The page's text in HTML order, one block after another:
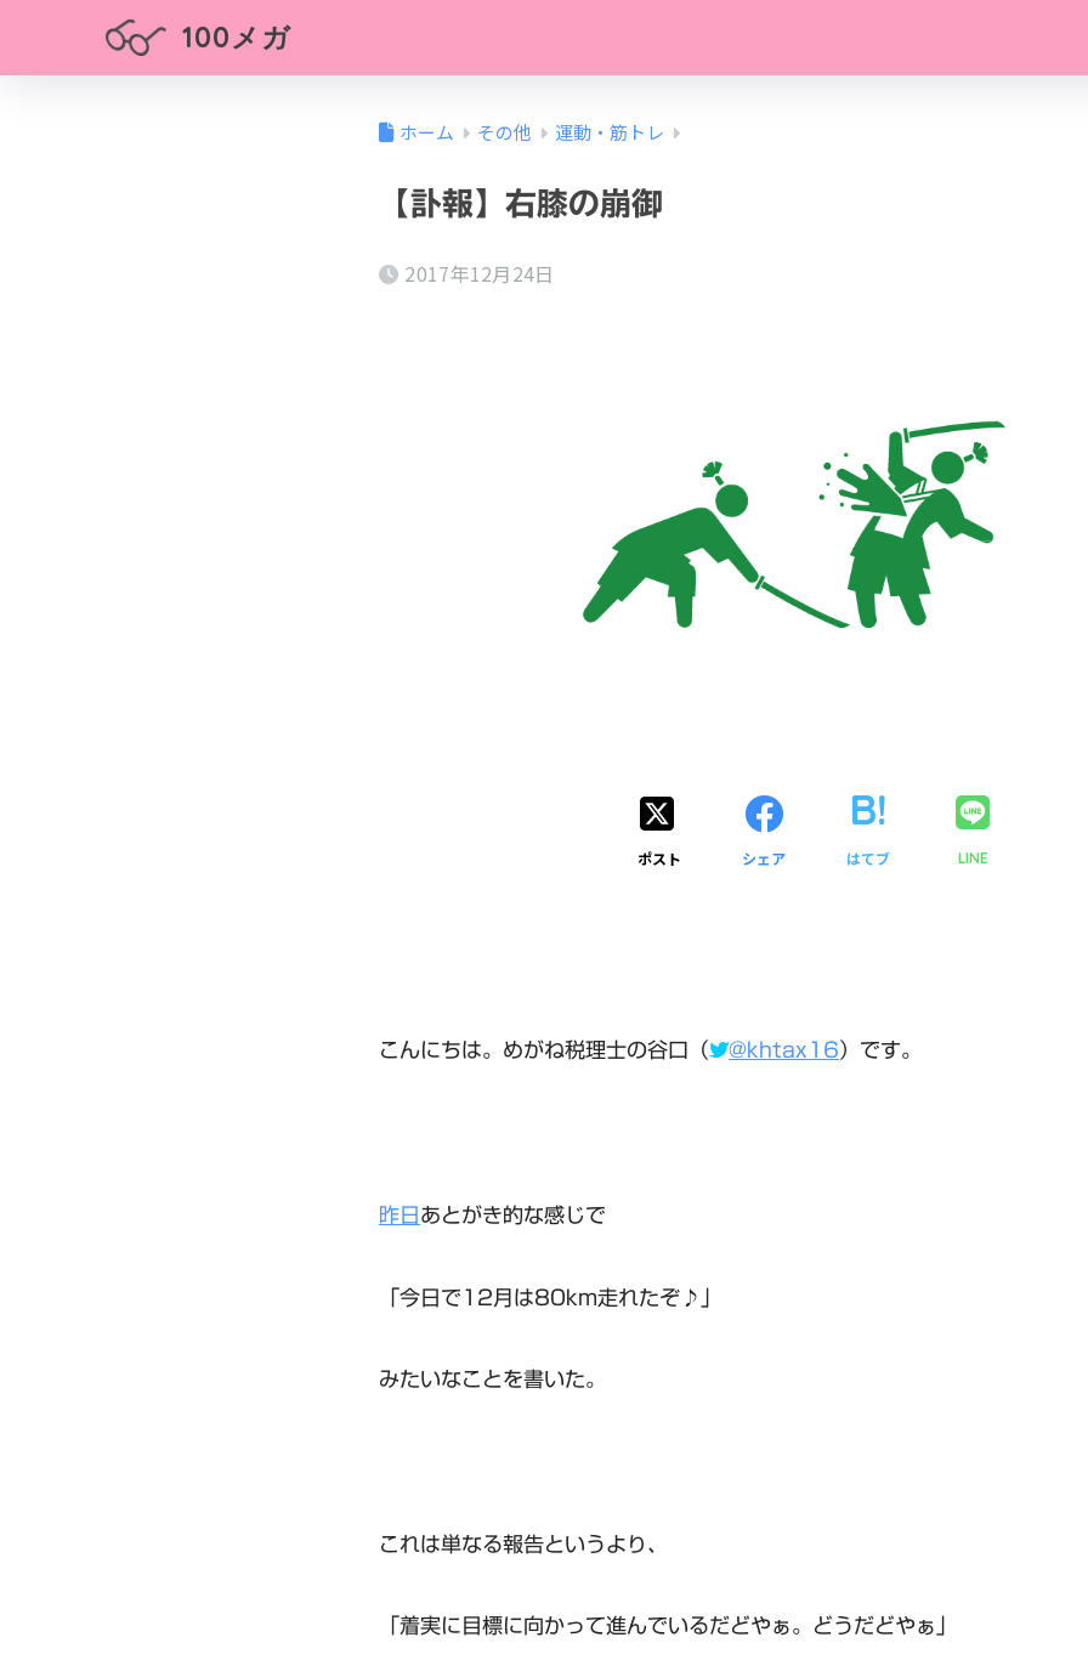
100メガ
ホーム その他 運動・筋トレ
【訃報】右膝の崩御
2017年12月24日
ポスト シェア はてブ LINE
こんにちは。めがね税理士の谷口（ @khtax16 ）です。
昨日 あとがき的な感じで
「今日で12月は80km走れたぞ♪」
みたいなことを書いた。
これは単なる報告というより、
「着実に目標に向かって進んでいるだどやぁ。どうだどやぁ」